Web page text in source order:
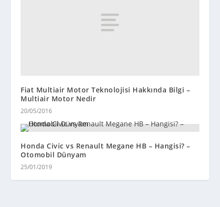
Fiat Multiair Motor Teknolojisi Hakkında Bilgi –
Multiair Motor Nedir
20/05/2016
Honda Civic vs Renault Megane HB – Hangisi? –
Otomobil Dünyam
25/01/2019